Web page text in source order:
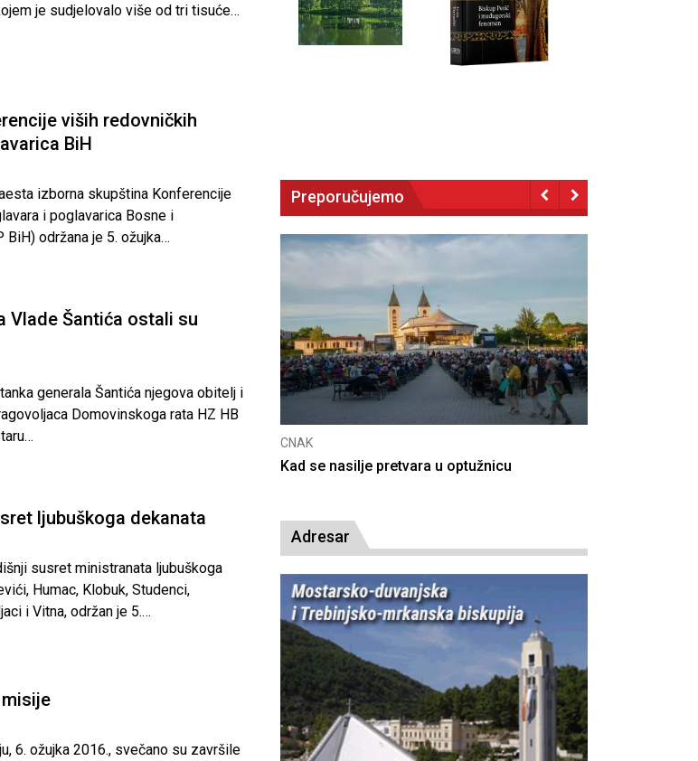
je sudjelovalo više od tri tisuće…
viših redovničkih
BiH
izborna skupština Konferencije
i poglavarica Bosne i
BiH) održana je 5. ožujka…
Vlade Šantića ostali su
generala Šantića njegova obitelj i
Domovinskoga rata HZ HB
ljubuškoga dekanata
susret ministranata ljubuškoga
Humac, Klobuk, Studenci,
i Vitna, održan je 5.…
6. ožujka 2016., svečano su završile
Preporučujemo
CNAK
Kad se nasilje pretvara u optužnicu
Adresar